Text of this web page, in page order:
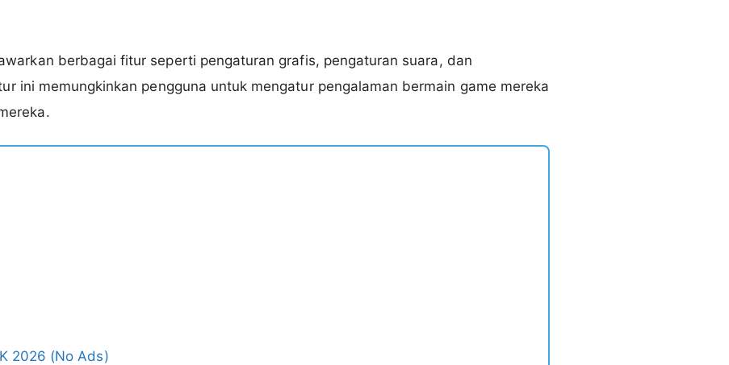
berbagai fitur seperti pengaturan grafis, pengaturan suara, dan
ini memungkinkan pengguna untuk mengatur pengalaman bermain game mereka
2026 (No Ads)